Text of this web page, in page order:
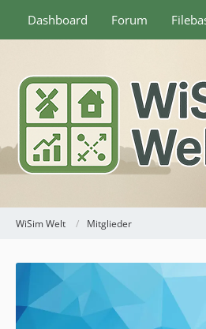
Dashboard Forum
WiSim Welt Mitglieder